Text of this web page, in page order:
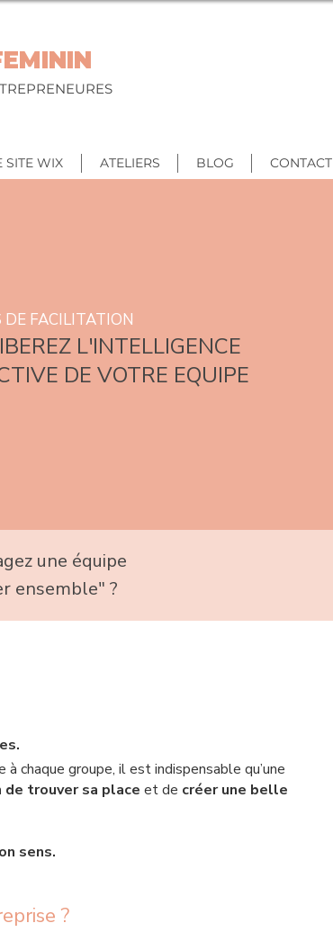
SITE WIX ATELIERS BLOG CONTACT
DE FACILITATION
L'INTELLIGENCE
DE VOTRE EQUIPE
une équipe
ensemble" ?
chaque groupe, il est indispensable qu’une
de trouver sa place et de créer une belle
sens.
?